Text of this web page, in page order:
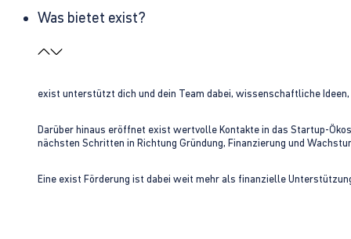
Was bietet exist?
exist unterstützt dich und dein Team dabei, wissenschaftliche
Darüber hinaus eröffnet exist wertvolle Kontakte in das Startup-
nächsten Schritten in Richtung Gründung, Finanzierung und
Eine exist Förderung ist dabei weit mehr als finanzielle